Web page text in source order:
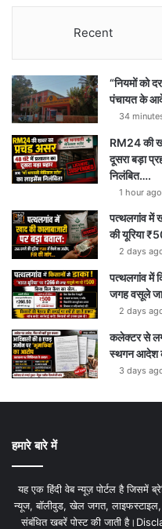
Recent
“नियमों को
पंचायत के
34
RM24 की
दूसरा बड़ा
निलंबित….
1 hour ago
पत्थलगांव में
की यूरिया
2 days
पत्थलगांव में
जगह वसूले
2 days
कलेक्टर से
स्थगन आदेश
3 days
हमारे बारे में
यह एक हिंदी वेब न्यूज़ पोर्टल है जिसमें
न्यूज, बॉलीवुड, खेल जगत, लाइफस्टाइल,
संबंधित खबरें पोस्ट की जाती